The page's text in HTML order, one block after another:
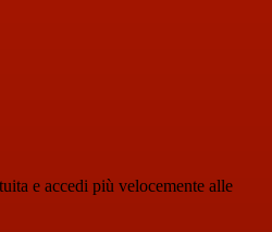
e accedi più velocemente alle